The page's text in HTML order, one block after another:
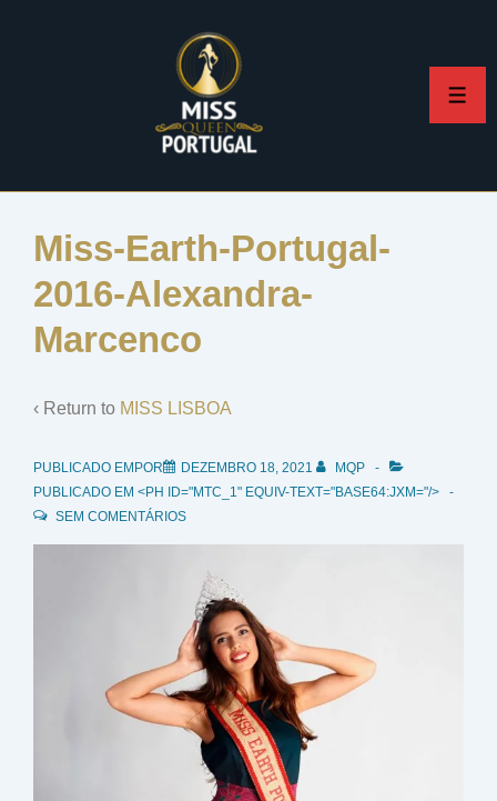
Miss-Earth-Portugal-
2016-Alexandra-
Marcenco
‹ Return to MISS LISBOA
PUBLICADO EMPOR DEZEMBRO 18, 2021
MQP
PUBLICADO EM <PH ID="MTC_1" EQUIV-TEXT="BASE64:JXM="/>
SEM COMENTÁRIOS